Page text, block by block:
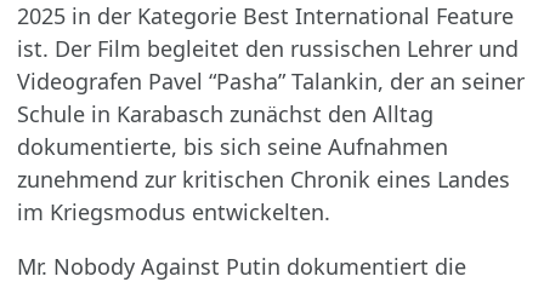
2025 in der Kategorie Best International Feature
ist. Der Film begleitet den russischen Lehrer und
Videografen Pavel “Pasha” Talankin, der an seiner
Schule in Karabasch zunächst den Alltag
dokumentierte, bis sich seine Aufnahmen
zunehmend zur kritischen Chronik eines Landes
im Kriegsmodus entwickelten.
Mr. Nobody Against Putin dokumentiert die